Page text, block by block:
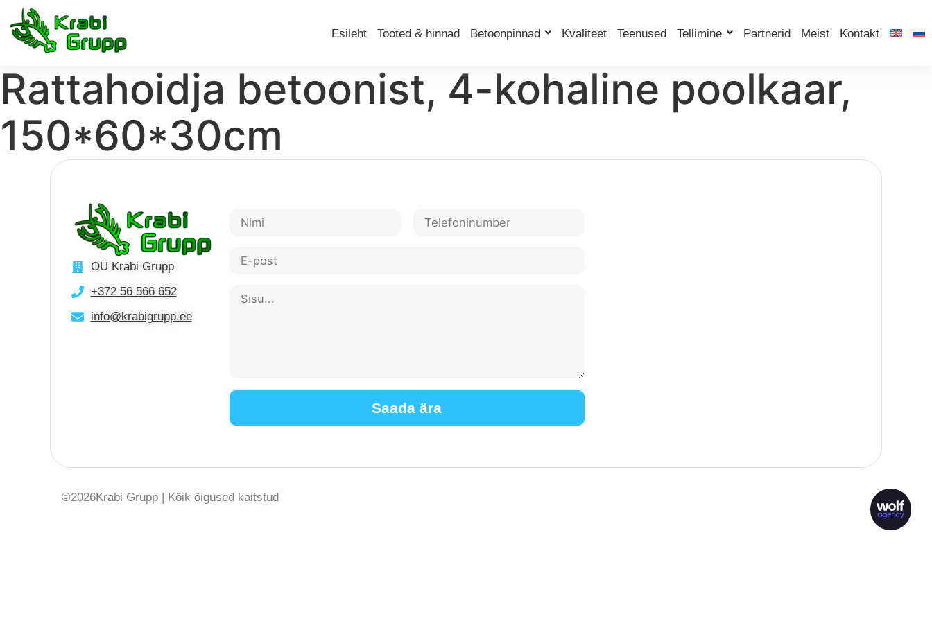
Esileht Tooted & hinnad Betoonpinnad Kvaliteet Teenused Tellimine Partnerid Meist Kontakt
Rattahoidja betoonist, 4-kohaline poolkaar,
150*60*30cm
OÜ Krabi Grupp
+372 56 566 652
info@krabigrupp.ee
©2026Krabi Grupp | Kõik õigused kaitstud